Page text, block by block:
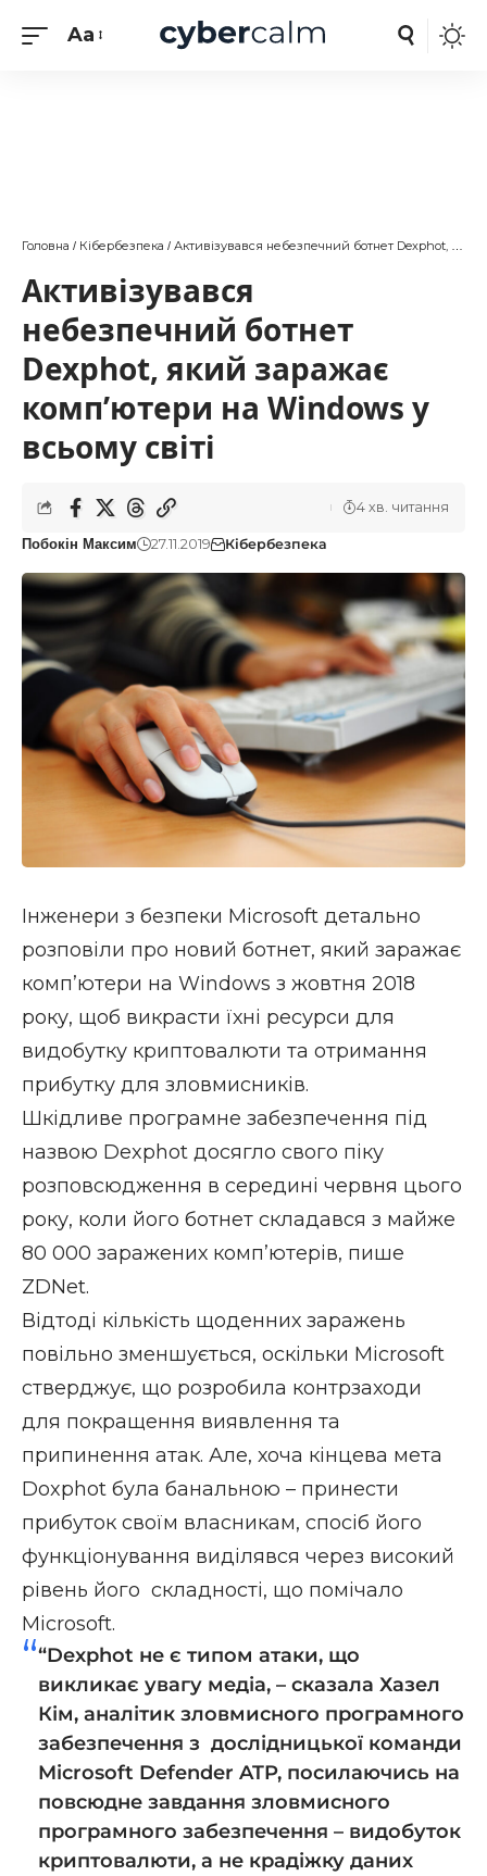
Aa
Головна / Кібербезпека / Активізувався небезпечний ботнет Dexphot, який заражає комп’ютери на Windows у всьому світі
Активізувався
небезпечний ботнет
Dexphot, який заражає
комп’ютери на Windows у
всьому світі
Побокін Максим 27.11.2019 Кібербезпека
4 хв. читання
Інженери з безпеки Microsoft детально
розповіли про новий ботнет, який заражає
комп’ютери на Windows з жовтня 2018
року, щоб викрасти їхні ресурси для
видобутку криптовалюти та отримання
прибутку для зловмисників.
Шкідливе програмне забезпечення під
назвою Dexphot досягло свого піку
розповсюдження в середині червня цього
року, коли його ботнет складався з майже
80 000 заражених комп’ютерів, пише
ZDNet.
Відтоді кількість щоденних заражень
повільно зменшується, оскільки Microsoft
стверджує, що розробила контрзаходи
для покращення виявлення та
припинення атак. Але, хоча кінцева мета
Doxphot була банальною – принести
прибуток своїм власникам, спосіб його
функціонування виділявся через високий
рівень його складності, що помічало
Microsoft.
“Dexphot не є типом атаки, що
викликає увагу медіа, – сказала Хазел
Кім, аналітик зловмисного програмного
забезпечення з дослідницької команди
Microsoft Defender ATP, посилаючись на
повсюдне завдання зловмисного
програмного забезпечення – видобуток
криптовалюти, а не крадіжку даних